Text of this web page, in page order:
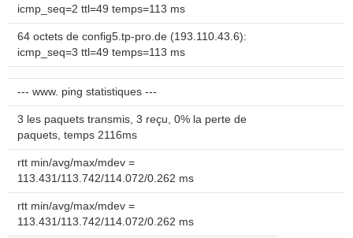
icmp_seq=2 ttl=49 temps=113 ms
64 octets de config5.tp-pro.de (193.110.43.6):
icmp_seq=3 ttl=49 temps=113 ms
--- www. ping statistiques ---
3 les paquets transmis, 3 reçu, 0% la perte de
paquets, temps 2116ms
rtt min/avg/max/mdev =
113.431/113.742/114.072/0.262 ms
rtt min/avg/max/mdev =
113.431/113.742/114.072/0.262 ms